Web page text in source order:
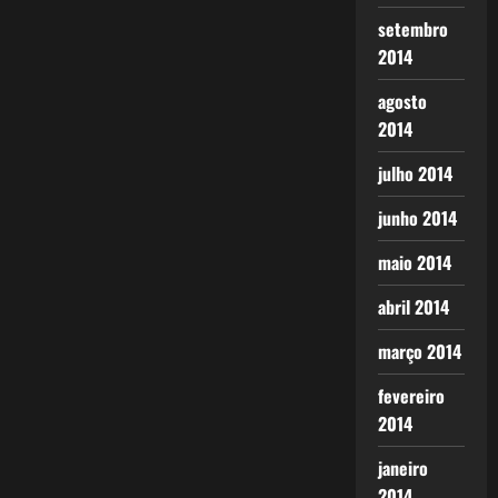
setembro
2014
agosto
2014
julho 2014
junho 2014
maio 2014
abril 2014
março 2014
fevereiro
2014
janeiro